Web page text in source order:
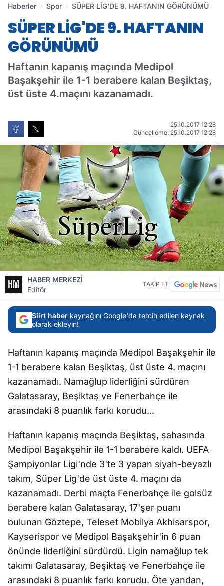
Haberler Spor SÜPER LİG'DE 9. HAFTANIN GÖRÜNÜMÜ
SÜPER LİG'DE 9. HAFTANIN
GÖRÜNÜMÜ
Haftanın kapanış maçında Medipol
Başakşehir ile 1-1 berabere kalan Beşiktaş,
üst üste 4.maçını kazanamadı.
25.10.2017 12:28
Güncelleme: 25.10.2017 12:28
HABER MERKEZİ
Editör
TAKİP ET
Siirt haber kaynağını Google'da tercih edilen kaynak
olarak ekleyin!
Haftanın kapanış maçında Medipol Başakşehir ile
1-1 berabere kalan Beşiktaş, üst üste 4. maçını
kazanamadı. Namağlup liderliğini sürdüren
Galatasaray, Beşiktaş ve Fenerbahçe ile
arasındaki 8 puanlık farkı korudu...
Haftanın kapanış maçında Beşiktaş, sahasında
Medipol Başakşehir ile 1-1 berabere kaldı. UEFA
Şampiyonlar Ligi'nde 3'te 3 yapan siyah-beyazlı
takım, Süper Lig'de üst üste 4. maçını da
kazanamadı. Derbi maçta Fenerbahçe ile golsüz
berabere kalan Galatasaray, 17'şer puanı
bulunan Göztepe, Teleset Mobilya Akhisarspor,
Kayserispor ve Medipol Başakşehir'in 6 puan
önünde liderliğini sürdürdü. Ligin namağlup tek
takımı Galatasaray, Beşiktaş ve Fenerbahçe ile
arasındaki 8 puanlık farkı korudu. Öte yandan,